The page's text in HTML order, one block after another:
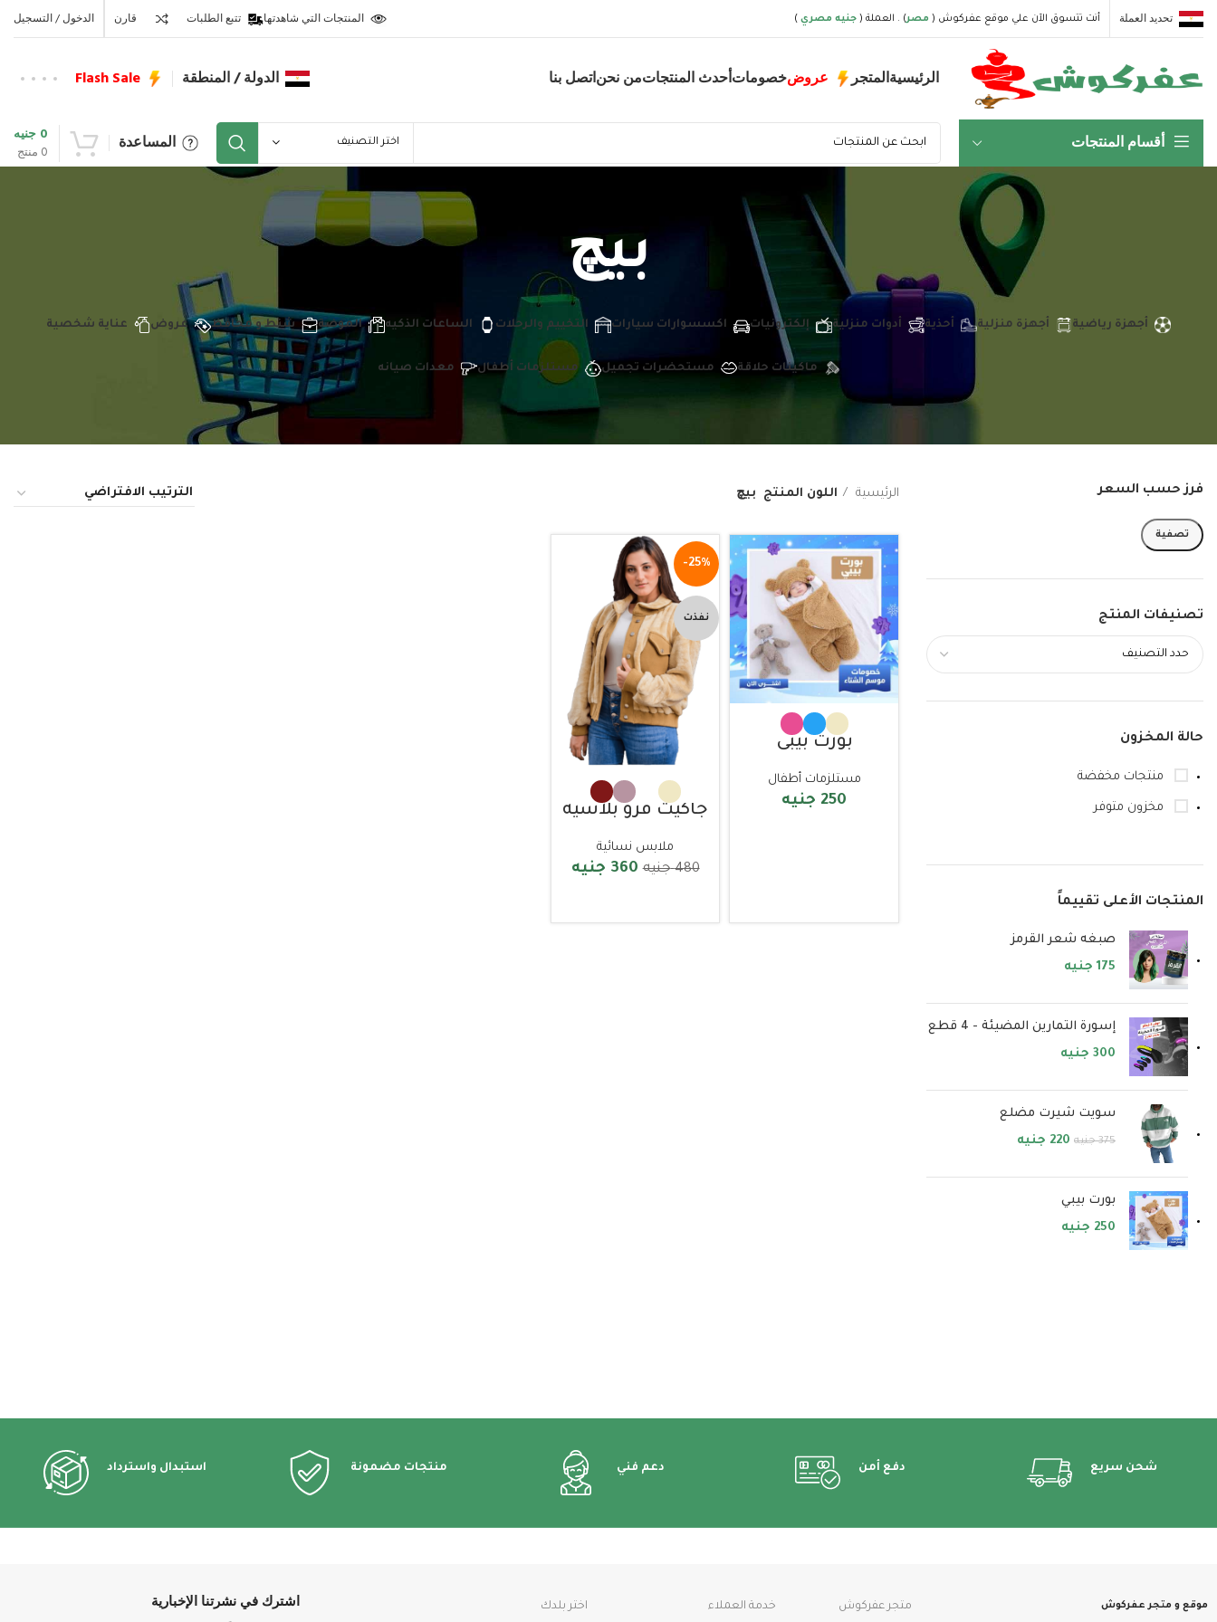
تحديد العملة أنت تتسوق الآن علي موقع عفركوش ( مصر) . العملة ( جنيه مصري ) المنتجات التي شاهدتها تتبع الطلبات قارن الدخول / التسجيل
الرئيسيةالمتجر عروضخصوماتأحدث المنتجاتمن نحناتصل بنا الدولة / المنطقة Flash Sale
أقسام المنتجات اختر التصنيف المساعدة 0 منتج
0 جنيه
بيچ
أجهزة رياضية أجهزة منزلية أحذية أدوات منزلية إلكترونيات اكسسوارات سيارات التخييم والرحلات الساعات الذكيه الموضة شنط و محافظ عروض عناية شخصية
ماكينات حلاقة مستحضرات تجميل مستلزمات أطفال معدات صيانه
فرز حسب السعر
تصفية
تصنيفات المنتج
حالة المخزون
منتجات مخفضة
مخزون متوفر
المنتجات الأعلى تقييماً
صبغه شعر القرمز
175 جنيه
إسورة التمارين المضيئة - 4 قطع
300 جنيه
سويت شيرت مضلع
375 جنيه 220 جنيه
بورت بيبي
250 جنيه
الرئيسية اللون المنتج بيچ
بورت بيبي
مستلزمات أطفال
250 جنيه
-25%
نفذت
جاكيت فرو بلاسيه
ملابس نسائية
480 جنيه 360 جنيه
شحن سريع دفع أمن دعم فني منتجات مضمونة استبدال واسترداد
موقع و متجر عفركوش متجر عفركوش خدمة العملاء اختر بلدك اشترك في نشرتنا الإخبارية